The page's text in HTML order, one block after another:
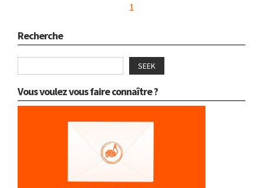
1
Recherche
SEEK
Vous voulez vous faire connaître ?